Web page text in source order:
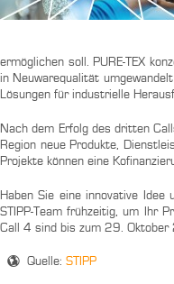
ermöglichen soll. PURE-TEX
in Neuwarequalität
Lösungen für industrielle
Nach dem Erfolg des dritten
Region neue Produkte,
Projekte können eine
Haben Sie eine innovative
STIPP-Team frühzeitig, um Ihr
Call 4 sind bis zum 29.
Quelle: STIPP